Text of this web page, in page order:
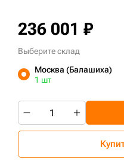
236 001 ₽
Выберите склад
Москва (Балашиха)
1 шт